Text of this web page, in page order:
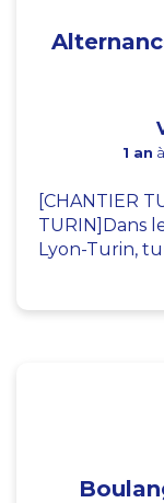
1 an
[CHANTIER
TURIN]Dans
Lyon-Turin,